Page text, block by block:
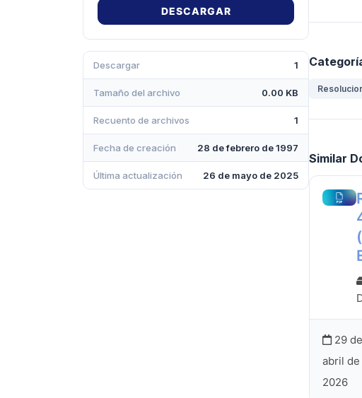
DESCARGAR
Descargar 1
Tamaño del archivo 0.00 KB
Recuento de archivos 1
Fecha de creación 28 de febrero de 1997
Última actualización 26 de mayo de 2025
Similar
29 de
abril de
2026